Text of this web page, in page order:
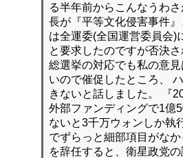
る半年前からこんなうわ
長が『平等文化侵害事件
は全運委(全国運営委員会)
と要求したのですが否決さ
総選挙の対応でも私の意
いので催促したところ、
きないと話しました。 『
外部ファンディングで1億
ないと3千万ウォンしか執
でずらっと細部項目がな
を辞任すると、衛星政党